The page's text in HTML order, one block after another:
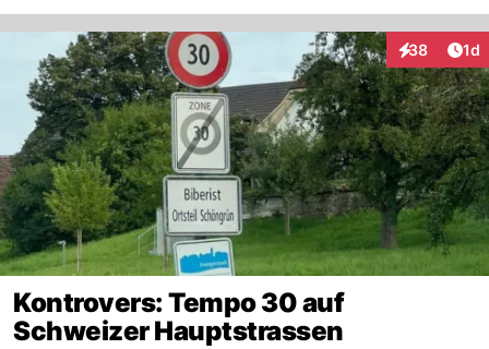
38
Interaktionen
1d
Kontrovers: Tempo 30 auf
Schweizer Hauptstrassen